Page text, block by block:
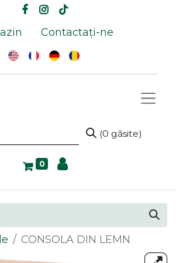
Contactați-ne
(0 găsite)
0
CONSOLA DIN LEMN